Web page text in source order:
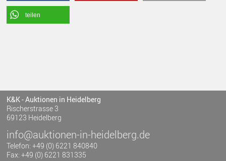
teilen
K&K - Auktionen in Heidelberg
Rischerstrasse 3
69123 Heidelberg
info@auktionen-in-heidelberg.de
Telefon: +49 (0) 6221 840840
Fax: +49 (0) 6221 831335